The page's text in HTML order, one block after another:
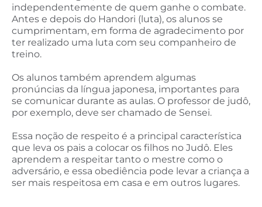
independentemente de quem ganhe o combate.
Antes e depois do Handori (luta), os alunos se
cumprimentam, em forma de agradecimento por
ter realizado uma luta com seu companheiro de
treino.
Os alunos também aprendem algumas
pronúncias da língua japonesa, importantes para
se comunicar durante as aulas. O professor de judô,
por exemplo, deve ser chamado de Sensei.
Essa noção de respeito é a principal característica
que leva os pais a colocar os filhos no Judô. Eles
aprendem a respeitar tanto o mestre como o
adversário, e essa obediência pode levar a criança a
ser mais respeitosa em casa e em outros lugares.